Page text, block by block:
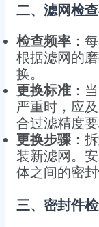
二、滤网检
检查频率：
根据滤网的
换。
更换标准：
严重时，应
合过滤精度
更换步骤：
装新滤网。
体之间的密
三、密封件